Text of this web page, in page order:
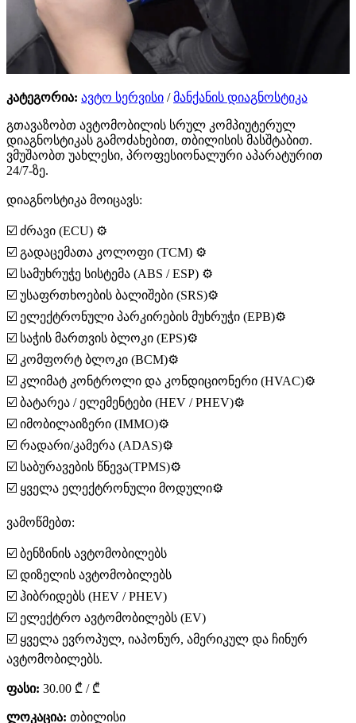
კატეგორია: ავტო სერვისი /მანქანის დიაგნოსტიკა
გთავაზობთ ავტომობილის სრულ კომპიუტერულ
დიაგნოსტიკას გამოძახებით, თბილისის მასშტაბით.
ვმუშაობთ უახლესი, პროფესიონალური აპარატურით
24/7-ზე.
დიაგნოსტიკა მოიცავს:
☑️ ძრავი (ECU) ⚙️
☑️ გადაცემათა კოლოფი (TCM) ⚙️
☑️ სამუხრუჭე სისტემა (ABS / ESP) ⚙️
☑️ უსაფრთხოების ბალიშები (SRS)⚙️
☑️ ელექტრონული პარკირების მუხრუჭი (EPB)⚙️
☑️ საჭის მართვის ბლოკი (EPS)⚙️
☑️ კომფორტ ბლოკი (BCM)⚙️
☑️ კლიმატ კონტროლი და კონდიციონერი (HVAC)⚙️
☑️ ბატარეა / ელემენტები (HEV / PHEV)⚙️
☑️ იმობილაიზერი (IMMO)⚙️
☑️ რადარი/კამერა (ADAS)⚙️
☑️ საბურავების წნევა(TPMS)⚙️
☑️ ყველა ელექტრონული მოდული⚙️
ვამოწმებთ:
☑️ ბენზინის ავტომობილებს
☑️ დიზელის ავტომობილებს
☑️ ჰიბრიდებს (HEV / PHEV)
☑️ ელექტრო ავტომობილებს (EV)
☑️ ყველა ევროპულ, იაპონურ, ამერიკულ და ჩინურ
ავტომობილებს.
ფასი: 30.00 ₾ / ₾
ლოკაცია: თბილისი